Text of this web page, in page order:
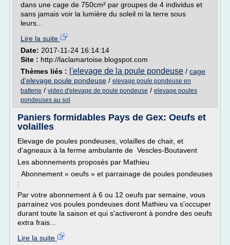
dans une cage de 750cm² par groupes de 4 individus et
sans jamais voir la lumière du soleil ni la terre sous
leurs...
Lire la suite
Date: 2017-11-24 16:14:14
Site : http://laclamartoise.blogspot.com
Thèmes liés : l'elevage de la poule pondeuse / cage
d'elevage poule pondeuse / elevage poule pondeuse en
batterie / video d'elevage de poule pondeuse / elevage poules
pondeuses au sol
Paniers formidables Pays de Gex: Oeufs et
volailles
Elevage de poules pondeuses, volailles de chair, et
d'agneaux à la ferme ambulante de Vescles-Boutavent
Les abonnements proposés par Mathieu
Abonnement « oeufs » et parrainage de poules pondeuses
:
Par votre abonnement à 6 ou 12 oeufs par semaine, vous
parrainez vos poules pondeuses dont Mathieu va s'occuper
durant toute la saison et qui s'activeront à pondre des oeufs
extra frais...
Lire la suite